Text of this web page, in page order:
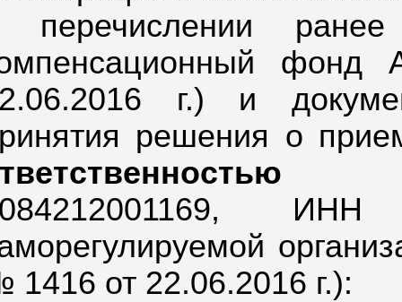
перечислении
г.) и
решения о
ИНН
1416 от 22.06.2016 г.):